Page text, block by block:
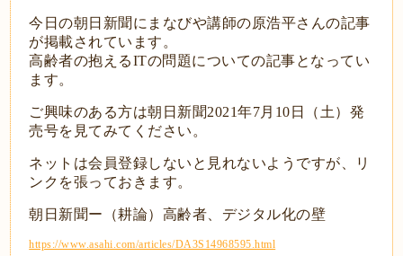
今日の朝日新聞にまなびや講師の原浩平さんの記事
が掲載されています。
高齢者の抱えるITの問題についての記事となってい
ます。
ご興味のある方は朝日新聞2021年7月10日（土）発
売号を見てみてください。
ネットは会員登録しないと見れないようですが、リ
ンクを張っておきます。
朝日新聞ー（耕論）高齢者、デジタル化の壁
https://www.asahi.com/articles/DA3S14968595.html